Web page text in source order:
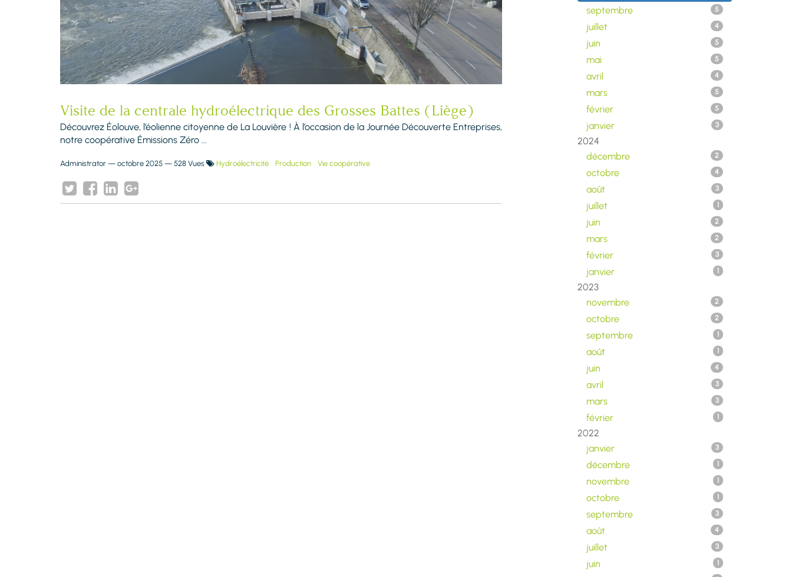
Visite de la centrale hydroélectrique des Grosses Battes (Liège)
Découvrez Éolouve, l’éolienne citoyenne de La Louvière ! À l’occasion de la Journée Découverte Entreprises,
notre coopérative Émissions Zéro ...
Administrator — octobre 2025 — 528 Vues Hydroélectricité Production Vie coopérative
septembre 5
juillet 4
juin 5
mai 5
avril 4
mars 5
février 5
janvier 3
2024
décembre
2
octobre 4
août 3
juillet 1
juin 2
mars 2
février 3
janvier 1
2023
novembre
2
octobre 2
septembre 1
août 1
juin 4
avril 3
mars 3
février 1
2022
janvier
3
décembre 1
novembre 1
octobre 1
septembre 3
août 4
juillet 3
juin 1